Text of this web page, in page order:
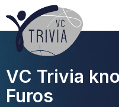
VC Trivia
Furos